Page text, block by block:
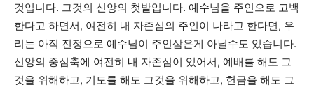
것입니다. 그것의 신앙의 첫발입니다. 예수님을 주인으로 고백
한다고 하면서, 여전히 내 자존심의 주인이 나라고 한다면, 우
리는 아직 진정으로 예수님이 주인삼은게 아닐수도 있습니다.
신앙의 중심축에 여전히 내 자존심이 있어서, 예배를 해도 그
것을 위해하고, 기도를 해도 그것을 위해하고, 헌금을 해도 그